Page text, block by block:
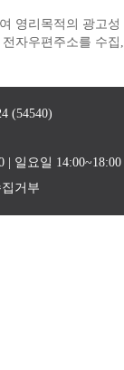
영리목적의 광고
자우편주소를 수
(54540)
| 일요일
거부